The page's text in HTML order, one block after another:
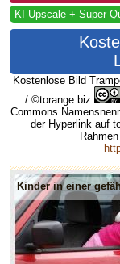
KI-Upscale + Super
Kostenlose Bild
/ ©torange.biz
Commons
der Hyperlink auf
Kinder in einer